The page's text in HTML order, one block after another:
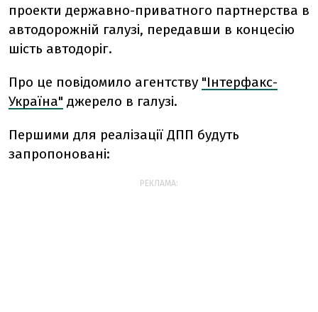
проекти державно-приватного партнерства в
автодорожній галузі, передавши в концесію
шість автодоріг.
Про це повідомило агентству "Інтерфакс-
Україна" джерело в галузі.
Першими для реалізації ДПП будуть
запропоновані:
РЕКЛАМА: